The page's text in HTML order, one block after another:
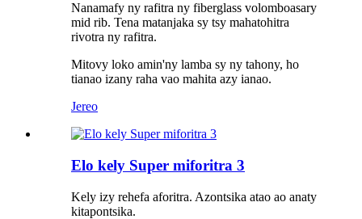
Nanamafy ny rafitra ny fiberglass volomboasary
mid rib. Tena matanjaka sy tsy mahatohitra
rivotra ny rafitra.
Mitovy loko amin'ny lamba sy ny tahony, ho
tianao izany raha vao mahita azy ianao.
Jereo
Elo kely Super miforitra 3
Kely izy rehefa aforitra. Azontsika atao ao anaty
kitapontsika.